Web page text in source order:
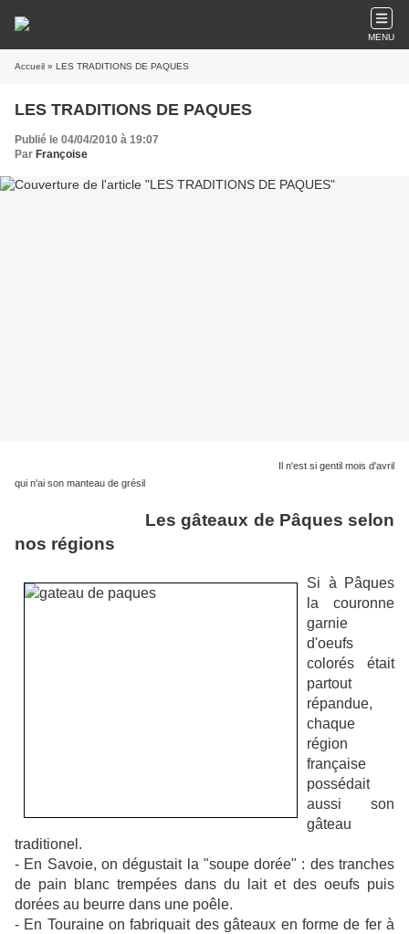
MENU
Accueil » LES TRADITIONS DE PAQUES
LES TRADITIONS DE PAQUES
Publié le 04/04/2010 à 19:07
Par Françoise
Il n'est si gentil mois d'avril
qui n'ai son manteau de grésil
Les gâteaux de Pâques selon
nos régions
Si à Pâques
la couronne
garnie
d'oeufs
colorés était
partout
répandue,
chaque
région
française
possédait
aussi son
gâteau
traditionel.
- En Savoie, on dégustait la "soupe dorée" : des tranches
de pain blanc trempées dans du lait et des oeufs puis
dorées au beurre dans une poêle.
- En Touraine on fabriquait des gâteaux en forme de fer à